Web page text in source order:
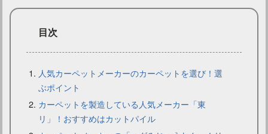
カーペットの素材を比較！素材の種類・呼び方・違いを学ぶ！
目次
人気カーペットメーカーのカーペットを選び！選
ぶポイント
カーペットを製造している人気メーカー「東
リ」！おすすめはカットパイル